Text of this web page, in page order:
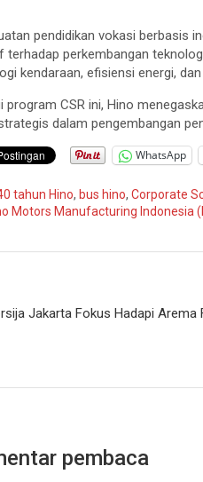
pendidikan vokasi berbasis
terhadap perkembangan
kendaraan, efisiensi energi,
program CSR ini, Hino
dalam pengembangan
WhatsApp
tahun Hino, bus hino, Corporate
Motors Manufacturing Indonesia
Jakarta Fokus Hadapi Arema
pembaca